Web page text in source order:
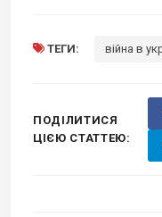
ТЕГИ: війна в
ПОДІЛИТИСЯ
ЦІЄЮ СТАТТЕЮ: